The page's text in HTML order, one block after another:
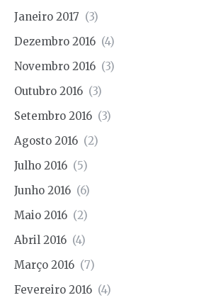
Janeiro 2017 (3)
Dezembro 2016 (4)
Novembro 2016 (3)
Outubro 2016 (3)
Setembro 2016 (3)
Agosto 2016 (2)
Julho 2016 (5)
Junho 2016 (6)
Maio 2016 (2)
Abril 2016 (4)
Março 2016 (7)
Fevereiro 2016 (4)